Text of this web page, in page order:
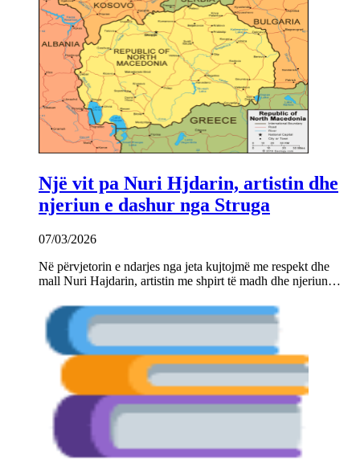
Një vit pa Nuri Hjdarin, artistin dhe
njeriun e dashur nga Struga
07/03/2026
Në përvjetorin e ndarjes nga jeta kujtojmë me respekt dhe
mall Nuri Hajdarin, artistin me shpirt të madh dhe njeriun…